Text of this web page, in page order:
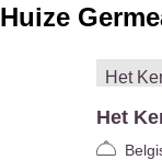
Huize
Het